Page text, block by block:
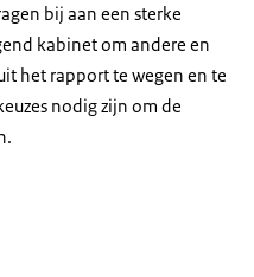
bij aan een sterke
kabinet om andere en
het rapport te wegen en te
nodig zijn om de